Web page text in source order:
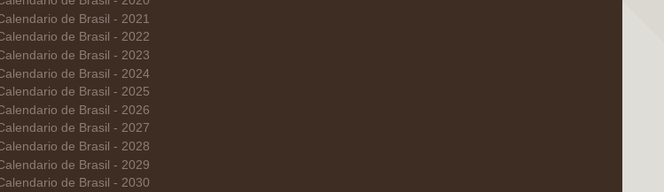
de Brasil - 2021
de Brasil - 2022
de Brasil - 2023
de Brasil - 2024
de Brasil - 2025
de Brasil - 2026
de Brasil - 2027
de Brasil - 2028
de Brasil - 2029
de Brasil - 2030